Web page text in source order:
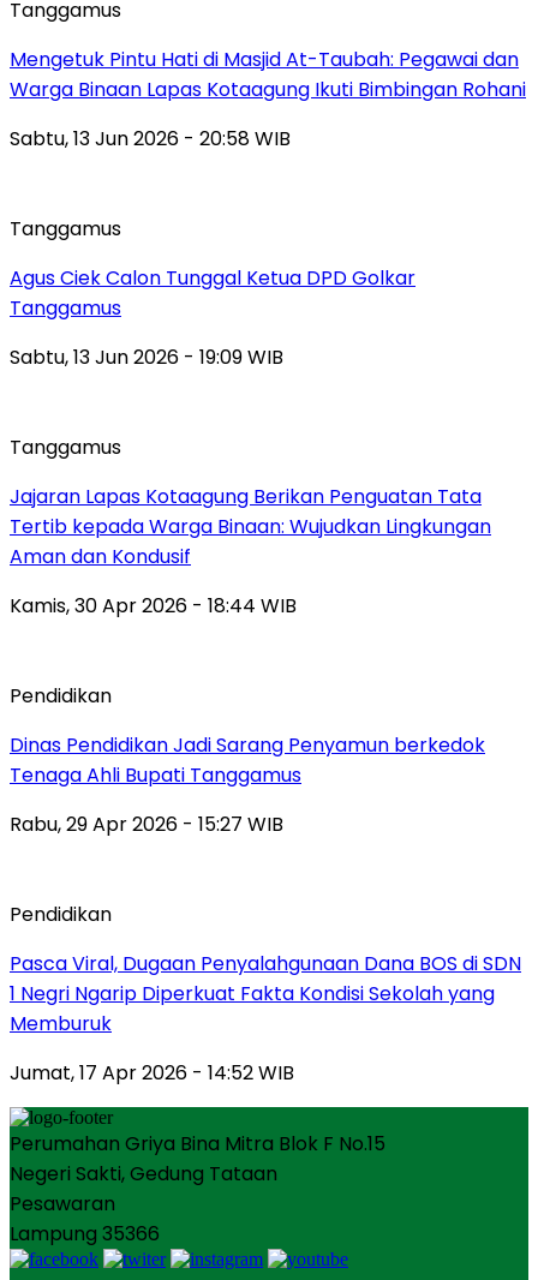
Tanggamus
Mengetuk Pintu Hati di Masjid At-Taubah: Pegawai dan
Warga Binaan Lapas Kotaagung Ikuti Bimbingan Rohani
Sabtu, 13 Jun 2026 - 20:58 WIB
Tanggamus
Agus Ciek Calon Tunggal Ketua DPD Golkar
Tanggamus
Sabtu, 13 Jun 2026 - 19:09 WIB
Tanggamus
Jajaran Lapas Kotaagung Berikan Penguatan Tata
Tertib kepada Warga Binaan: Wujudkan Lingkungan
Aman dan Kondusif
Kamis, 30 Apr 2026 - 18:44 WIB
Pendidikan
Dinas Pendidikan Jadi Sarang Penyamun berkedok
Tenaga Ahli Bupati Tanggamus
Rabu, 29 Apr 2026 - 15:27 WIB
Pendidikan
Pasca Viral, Dugaan Penyalahgunaan Dana BOS di SDN
1 Negri Ngarip Diperkuat Fakta Kondisi Sekolah yang
Memburuk
Jumat, 17 Apr 2026 - 14:52 WIB
Perumahan Griya Bina Mitra Blok F No.15
Negeri Sakti, Gedung Tataan
Pesawaran
Lampung 35366